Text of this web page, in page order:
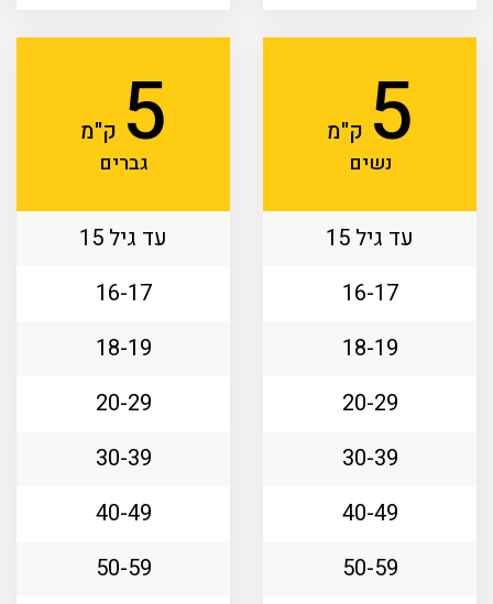
5 ק"מ
נשים
עד גיל 15
16-17
18-19
20-29
30-39
40-49
50-59
5 ק"מ
גברים
עד גיל 15
16-17
18-19
20-29
30-39
40-49
50-59